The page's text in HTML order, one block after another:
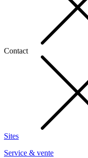
Contact
Sites
Service & vente